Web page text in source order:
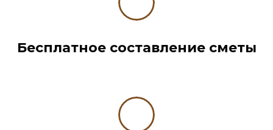
Бесплатное составление сметы